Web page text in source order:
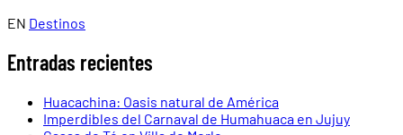
EN Destinos
Entradas recientes
Huacachina: Oasis natural de América
Imperdibles del Carnaval de Humahuaca en Jujuy